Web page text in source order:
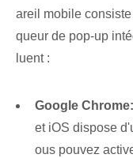
areil mobile
queur de pop-up
luent :
Google Chrome:
et iOS dispose
ous pouvez